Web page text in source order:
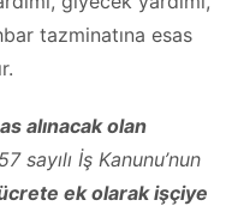
tazminatına esas
alınacak olan
sayılı İş Kanunu’nun
ek olarak işçiye